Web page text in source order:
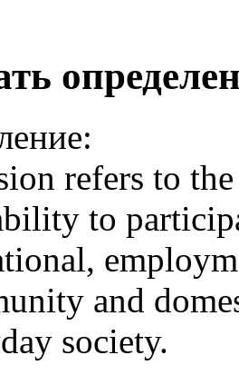
refers to
to
and
society.